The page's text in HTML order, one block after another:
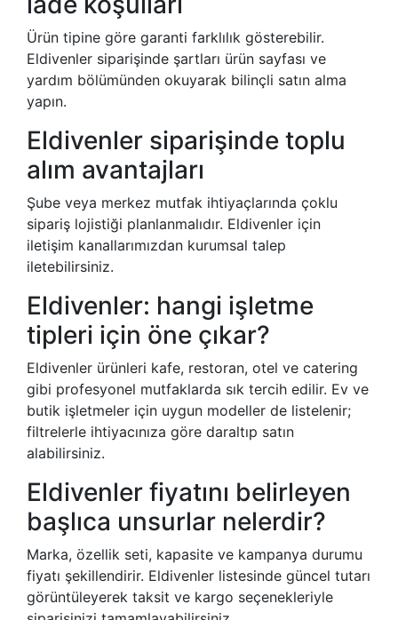
Ürün tipine göre garanti farklılık gösterebilir.
Eldivenler siparişinde şartları ürün sayfası ve
yardım bölümünden okuyarak bilinçli satın alma
yapın.
Eldivenler siparişinde toplu
alım avantajları
Şube veya merkez mutfak ihtiyaçlarında çoklu
sipariş lojistiği planlanmalıdır. Eldivenler için
iletişim kanallarımızdan kurumsal talep
iletebilirsiniz.
Eldivenler: hangi işletme
tipleri için öne çıkar?
Eldivenler ürünleri kafe, restoran, otel ve catering
gibi profesyonel mutfaklarda sık tercih edilir. Ev ve
butik işletmeler için uygun modeller de listelenir;
filtrelerle ihtiyacınıza göre daraltıp satın
alabilirsiniz.
Eldivenler fiyatını belirleyen
başlıca unsurlar nelerdir?
Marka, özellik seti, kapasite ve kampanya durumu
fiyatı şekillendirir. Eldivenler listesinde güncel tutarı
görüntüleyerek taksit ve kargo seçenekleriyle